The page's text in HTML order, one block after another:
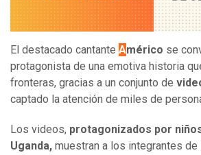
El destacado cantante Américo se
protagonista de una emotiva historia
fronteras, gracias a un conjunto de
captado la atención de miles de
Los videos, protagonizados por
Uganda, muestran a los integrantes de